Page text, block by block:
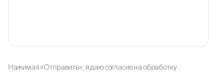
Нажимая «Отправить», я даю согласие на обработку